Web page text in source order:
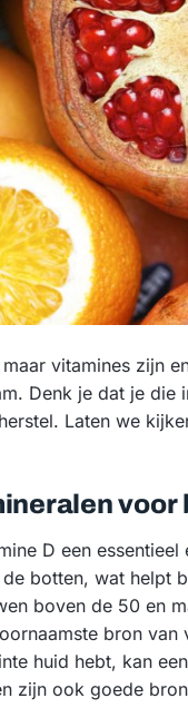
vitamines zijn
Denk je dat je
Laten we
D een
botten, wat helpt
boven de 50 en
bron
huid hebt, kan
zijn ook goede